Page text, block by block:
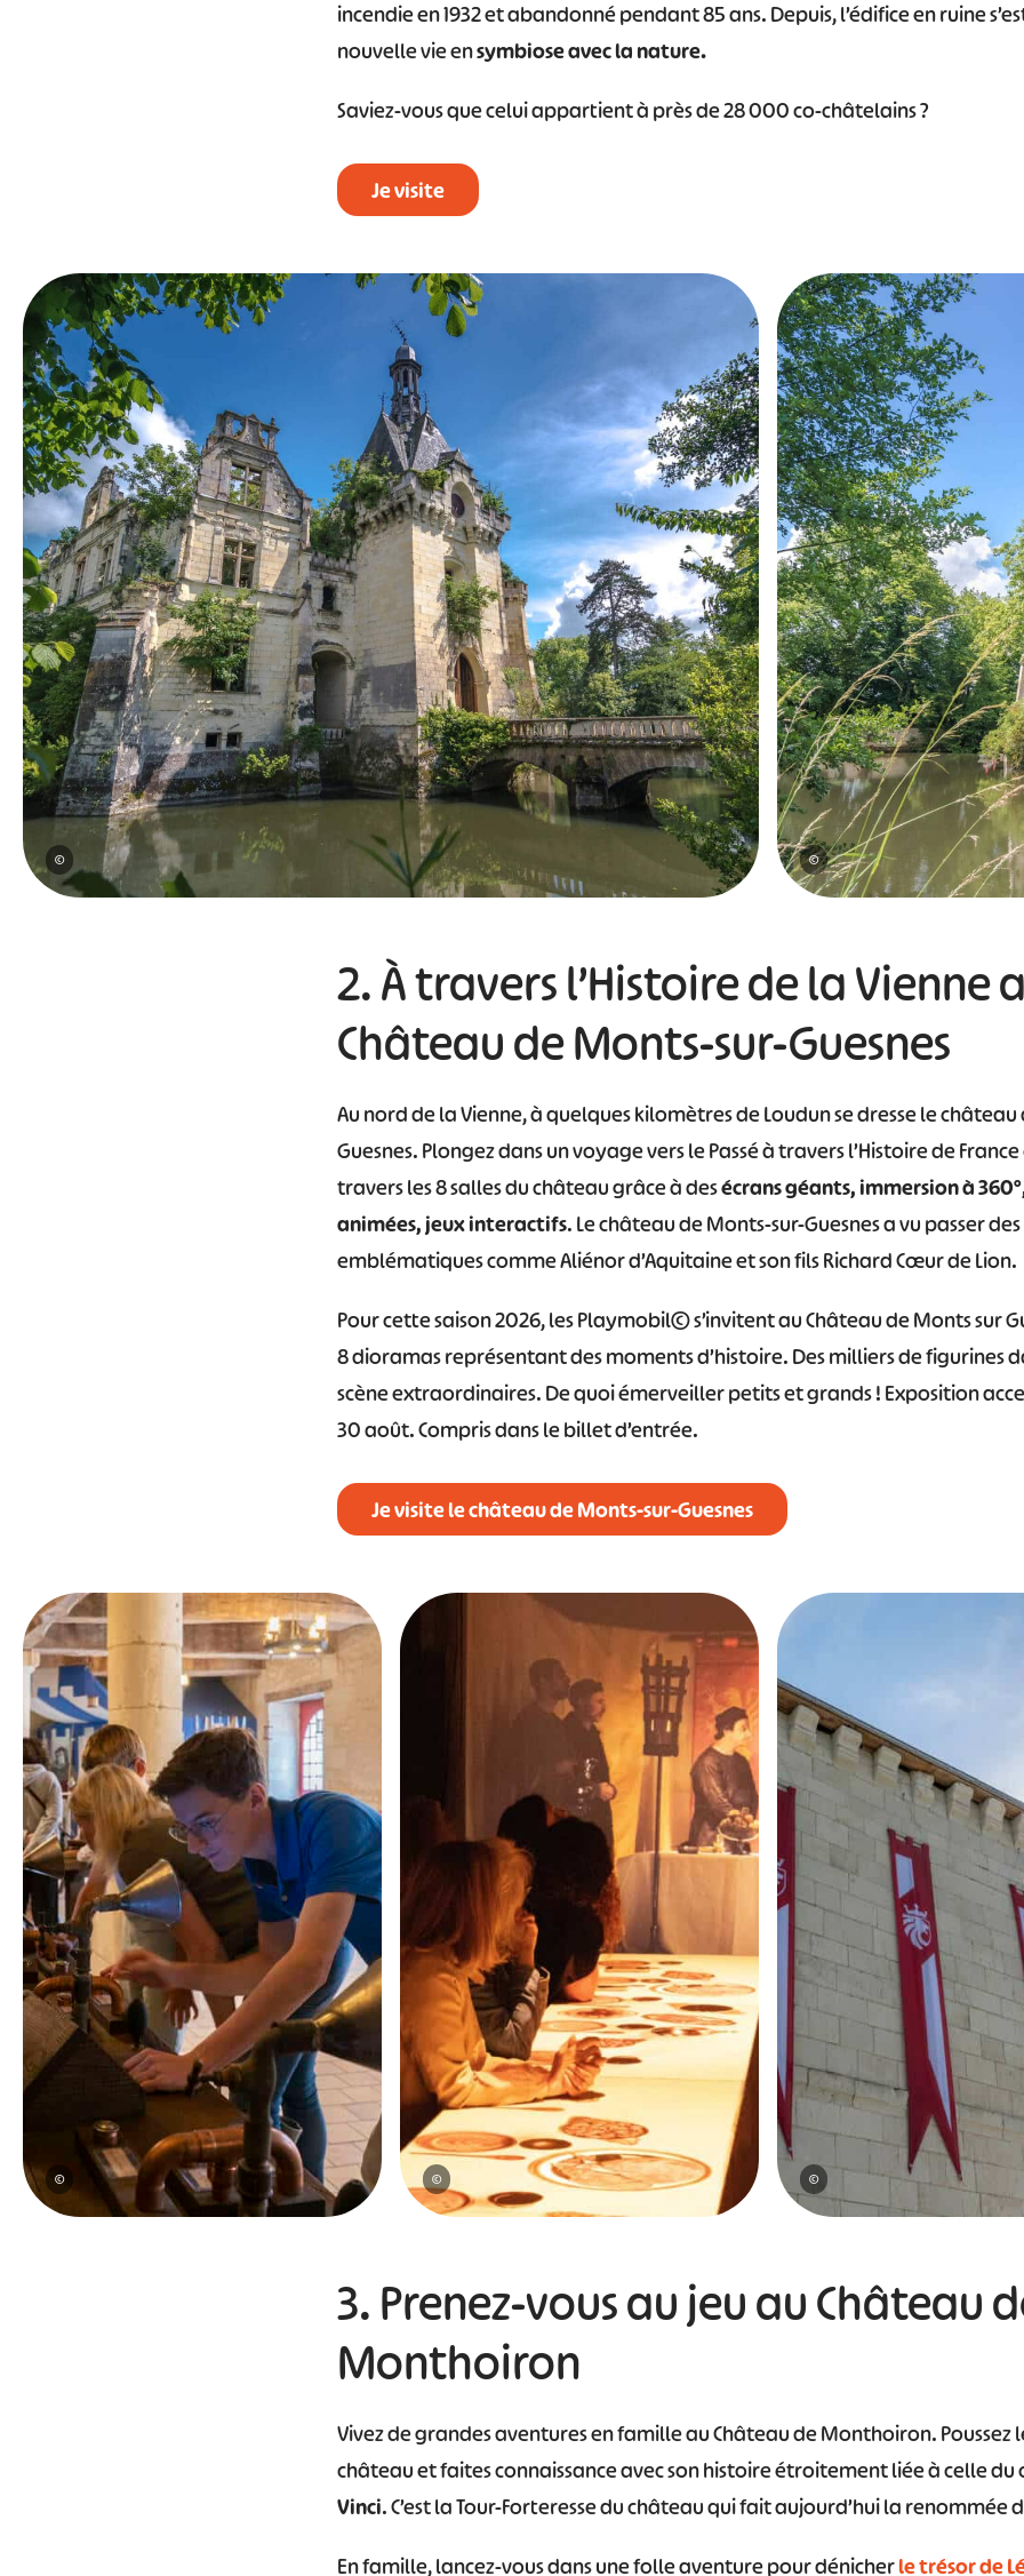
incendie en 1932 et abandonné pendant 85 ans. Depuis, l’édifice en ruine
nouvelle vie ensymbiose avec la nature.
Saviez-vous que celui appartient à près de 28 000 co-châtelains ?
Je visite
© ©
2. À travers l’Histoire de la Vienne
Château de Monts-sur-Guesnes
Au nord de la Vienne, à quelques kilomètres de Loudun se dresse le
Guesnes. Plongez dans un voyage vers le Passé à travers l’Histoire de
travers les 8 salles du château grâce à desécrans géants, immersion à
animées, jeux interactifs. Le château de Monts-sur-Guesnes a vu passer
emblématiques comme Aliénor d’Aquitaine et son fils Richard Cœur de Lion.
Pour cette saison 2026, les Playmobil© s’invitent au Château de Monts sur
8 dioramas représentant des moments d’histoire. Des milliers de figurines
scène extraordinaires. De quoi émerveiller petits et grands ! Exposition
30 août. Compris dans le billet d’entrée.
Je visite le château de Monts-sur-Guesnes
© © ©
3. Prenez-vous au jeu au Château
Monthoiron
Vivez de grandes aventures en famille au Château de Monthoiron. Poussez
château et faites connaissance avec son histoire étroitement liée à celle du
Vinci. C’est la Tour-Forteresse du château qui fait aujourd’hui la renommée
En famille, lancez-vous dans une folle aventure pour dénicherle trésor de
# # # # #
#
#